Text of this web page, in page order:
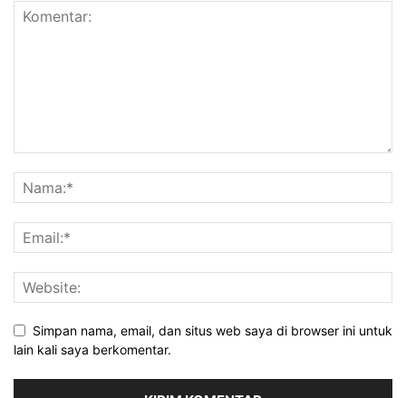
Simpan nama, email, dan situs web saya di browser ini untuk
lain kali saya berkomentar.